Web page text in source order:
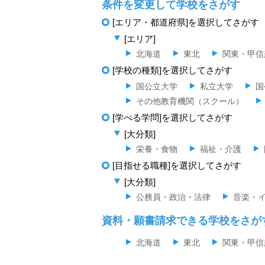
条件を変更して学校をさがす
[エリア・都道府県]を選択してさがす
[エリア]
北海道 東北 関東・甲
[学校の種類]を選択してさがす
国公立大学 私立大学
その他教育機関（スクール）
[学べる学問]を選択してさがす
[大分類]
栄養・食物 福祉・介護
[目指せる職種]を選択してさがす
[大分類]
公務員・政治・法律 音楽・
資料・願書請求できる学校をさが
北海道 東北 関東・甲